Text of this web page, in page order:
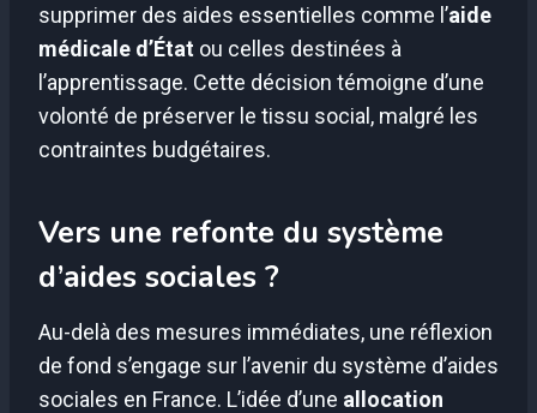
supprimer des aides essentielles comme l’aide
médicale d’État ou celles destinées à
l’apprentissage. Cette décision témoigne d’une
volonté de préserver le tissu social, malgré les
contraintes budgétaires.
Vers une refonte du système
d’aides sociales ?
Au-delà des mesures immédiates, une réflexion
de fond s’engage sur l’avenir du système d’aides
sociales en France. L’idée d’une allocation